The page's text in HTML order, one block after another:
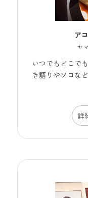
ア
ヤ
いつでもどこで
き語りやソロな
詳